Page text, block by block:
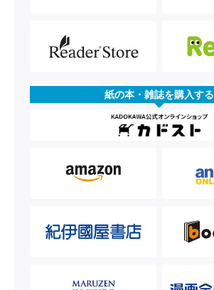
紙の本・雑誌を購入する